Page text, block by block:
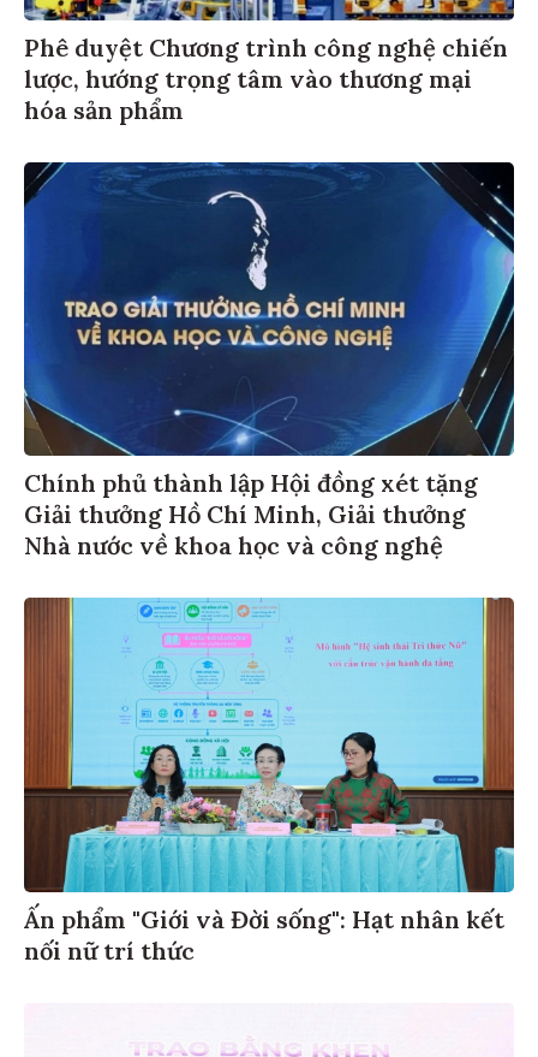
Phê duyệt Chương trình công nghệ chiến
lược, hướng trọng tâm vào thương mại
hóa sản phẩm
Chính phủ thành lập Hội đồng xét tặng
Giải thưởng Hồ Chí Minh, Giải thưởng
Nhà nước về khoa học và công nghệ
Ấn phẩm "Giới và Đời sống": Hạt nhân kết
nối nữ trí thức